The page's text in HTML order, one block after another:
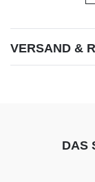
bestellst.
VERSAND &
DAS